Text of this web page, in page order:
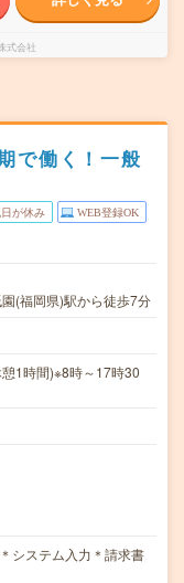
式会社
で働く！一般
が休み WEB登録OK
(福岡県)駅から徒歩7分
1時間)※8時～17時30
システム入力＊請求書